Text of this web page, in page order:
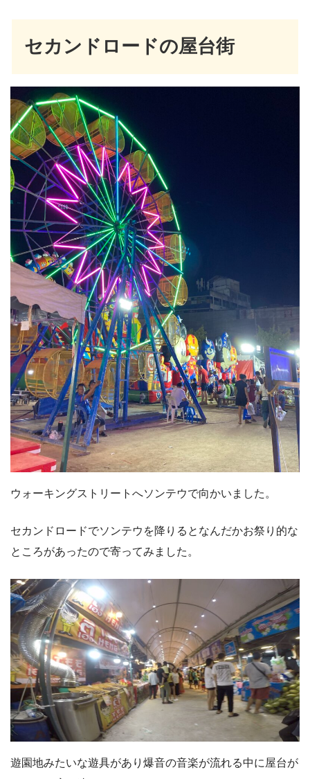
セカンドロードの屋台街
ウォーキングストリートへソンテウで向かいました。
セカンドロードでソンテウを降りるとなんだかお祭り的な
ところがあったので寄ってみました。
遊園地みたいな遊具があり爆音の音楽が流れる中に屋台が